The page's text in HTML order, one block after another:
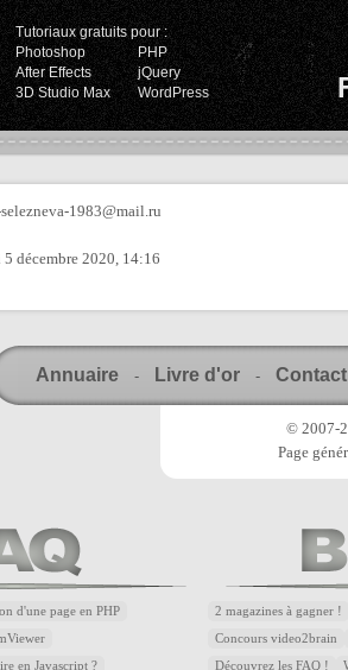
Tutoriaux gratuits pour :
Photoshop
PHP
After Effects
jQuery
3D Studio Max
WordPress
1983@mail.ru
5 décembre 2020, 14:16
Annuaire - Livre d'or - Contact
© 2007-
Page
d'une page en PHP
en Javascript ?
2 magazines à gagner !
Concours video2brain
Découvrez les FAQ !